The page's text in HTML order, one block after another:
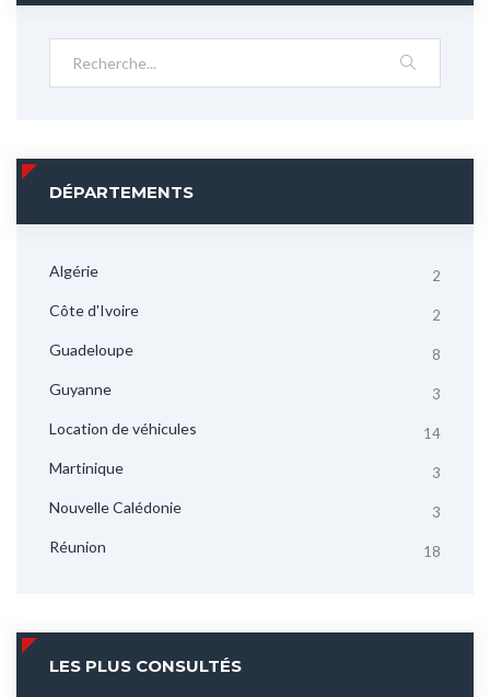
DÉPARTEMENTS
Algérie 2
Côte d'Ivoire 2
Guadeloupe 8
Guyanne 3
Location de véhicules 14
Martinique 3
Nouvelle Calédonie 3
Réunion 18
LES PLUS CONSULTÉS